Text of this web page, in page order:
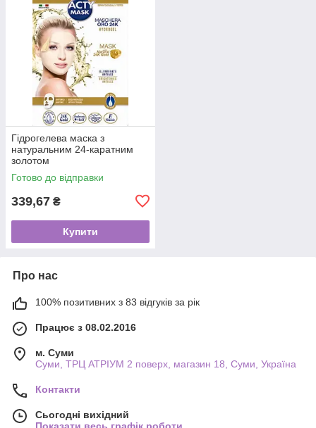
Гідрогелева маска з
натуральним 24-каратним
золотом
Готово до відправки
339,67 ₴
Купити
Про нас
100% позитивних з 83 відгуків за рік
Працює з 08.02.2016
м. Суми
Суми, ТРЦ АТРІУМ 2 поверх, магазин 18, Суми, Україна
Контакти
Сьогодні вихідний
Показати весь графік роботи